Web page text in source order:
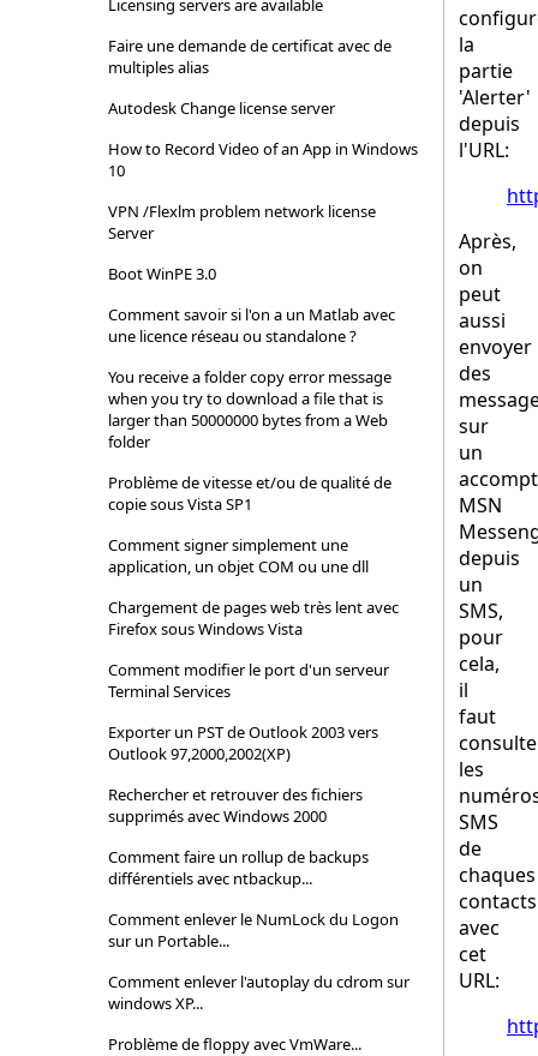
Licensing servers are available
Faire une demande de certificat avec de
multiples alias
Autodesk Change license server
How to Record Video of an App in Windows
10
VPN /Flexlm problem network license
Server
Boot WinPE 3.0
Comment savoir si l'on a un Matlab avec
une licence réseau ou standalone ?
You receive a folder copy error message
when you try to download a file that is
larger than 50000000 bytes from a Web
folder
Problème de vitesse et/ou de qualité de
copie sous Vista SP1
Comment signer simplement une
application, un objet COM ou une dll
Chargement de pages web très lent avec
Firefox sous Windows Vista
Comment modifier le port d'un serveur
Terminal Services
Exporter un PST de Outlook 2003 vers
Outlook 97,2000,2002(XP)
Rechercher et retrouver des fichiers
supprimés avec Windows 2000
Comment faire un rollup de backups
différentiels avec ntbackup...
Comment enlever le NumLock du Logon
sur un Portable...
Comment enlever l'autoplay du cdrom sur
windows XP...
Problème de floppy avec VmWare...
la
partie
'Alerter'
depuis
l'URL:
Après,
on
peut
aussi
envoyer
des
sur
un
MSN
depuis
un
SMS,
pour
cela,
il
faut
les
SMS
de
chaques
contacts
avec
cet
URL: